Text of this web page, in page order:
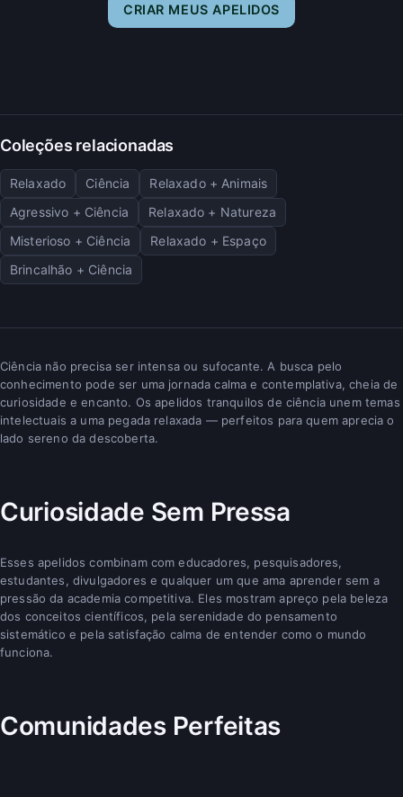
CRIAR MEUS APELIDOS
Coleções relacionadas
Relaxado Ciência
Relaxado + Animais
Agressivo + Ciência
Relaxado + Natureza
Misterioso + Ciência
Relaxado + Espaço
Brincalhão + Ciência
Ciência não precisa ser intensa ou sufocante. A busca pelo
conhecimento pode ser uma jornada calma e contemplativa, cheia de
curiosidade e encanto. Os apelidos tranquilos de ciência unem temas
intelectuais a uma pegada relaxada — perfeitos para quem aprecia o
lado sereno da descoberta.
Curiosidade Sem Pressa
Esses apelidos combinam com educadores, pesquisadores,
estudantes, divulgadores e qualquer um que ama aprender sem a
pressão da academia competitiva. Eles mostram apreço pela beleza
dos conceitos científicos, pela serenidade do pensamento
sistemático e pela satisfação calma de entender como o mundo
funciona.
Comunidades Perfeitas